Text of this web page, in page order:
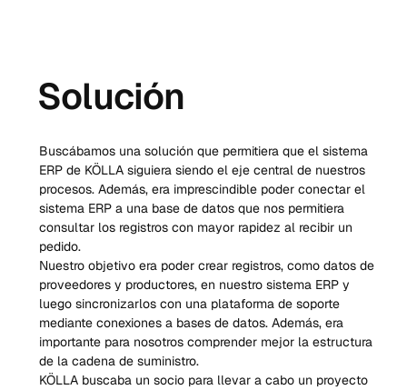
Solución
Buscábamos una solución que permitiera que el sistema
ERP de KÖLLA siguiera siendo el eje central de nuestros
procesos. Además, era imprescindible poder conectar el
sistema ERP a una base de datos que nos permitiera
consultar los registros con mayor rapidez al recibir un
pedido.
Nuestro objetivo era poder crear registros, como datos de
proveedores y productores, en nuestro sistema ERP y
luego sincronizarlos con una plataforma de soporte
mediante conexiones a bases de datos. Además, era
importante para nosotros comprender mejor la estructura
de la cadena de suministro.
KÖLLA buscaba un socio para llevar a cabo un proyecto